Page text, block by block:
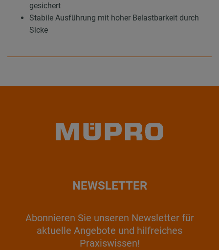
gesichert
Stabile Ausführung mit hoher Belastbarkeit durch
Sicke
NEWSLETTER
Abonnieren Sie unseren Newsletter für
aktuelle Angebote und hilfreiches
Praxiswissen!